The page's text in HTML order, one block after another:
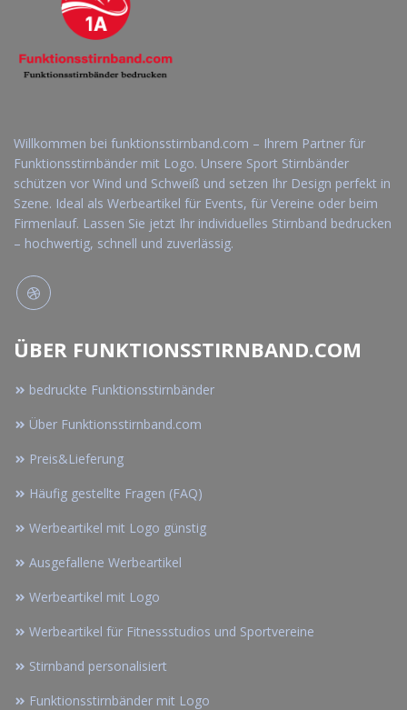
Willkommen bei funktionsstirnband.com – Ihrem Partner für
Funktionsstirnbänder mit Logo. Unsere Sport Stirnbänder
schützen vor Wind und Schweiß und setzen Ihr Design perfekt in
Szene. Ideal als Werbeartikel für Events, für Vereine oder beim
Firmenlauf. Lassen Sie jetzt Ihr individuelles Stirnband bedrucken
– hochwertig, schnell und zuverlässig.
ÜBER FUNKTIONSSTIRNBAND.COM
bedruckte Funktionsstirnbänder
Über Funktionsstirnband.com
Preis&Lieferung
Häufig gestellte Fragen (FAQ)
Werbeartikel mit Logo günstig
Ausgefallene Werbeartikel
Werbeartikel mit Logo
Werbeartikel für Fitnessstudios und Sportvereine
Stirnband personalisiert
Funktionsstirnbänder mit Logo